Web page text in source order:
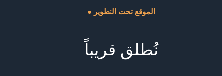
● الموقع تحت التطوير
نُطلق قريباً